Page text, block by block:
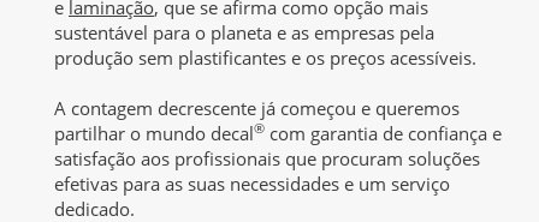
e laminação, que se afirma como opção mais
sustentável para o planeta e as empresas pela
produção sem plastificantes e os preços acessíveis.
A contagem decrescente já começou e queremos
partilhar o mundo decal® com garantia de confiança e
satisfação aos profissionais que procuram soluções
efetivas para as suas necessidades e um serviço
dedicado.